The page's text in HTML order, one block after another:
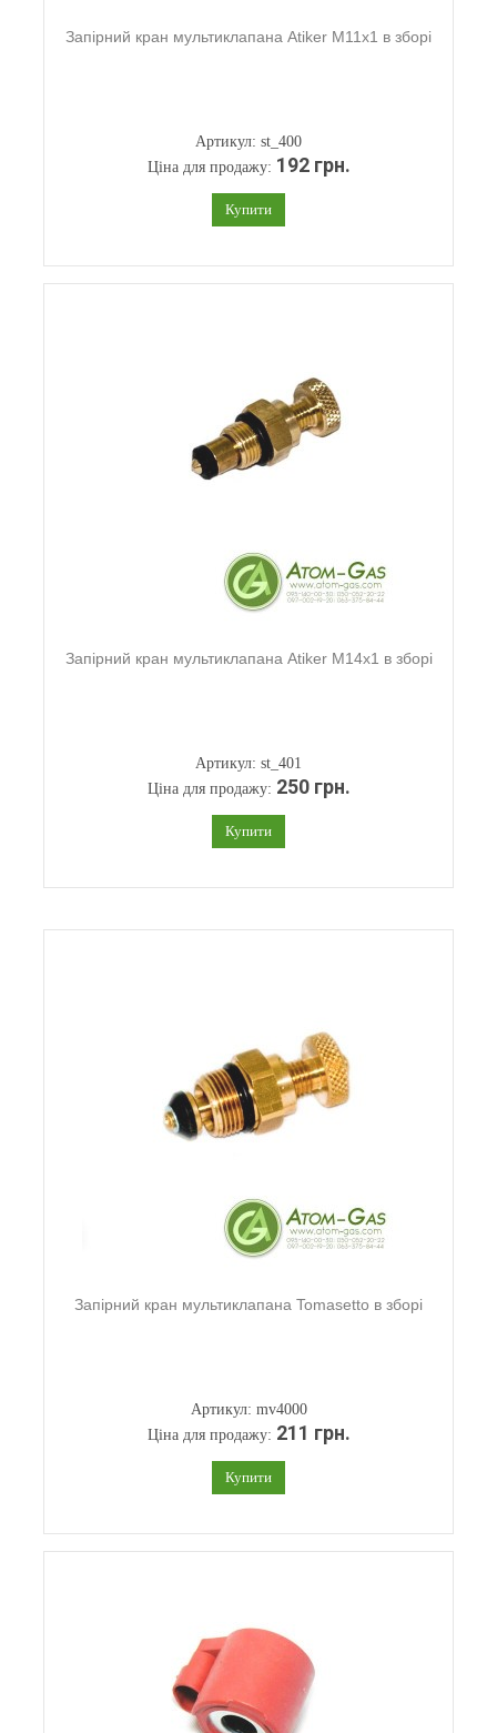
Запірний кран мультиклапана Atiker M11x1 в зборі
Артикул: st_400
Ціна для продажу: 192 грн.
Купити
Запірний кран мультиклапана Atiker M14x1 в зборі
Артикул: st_401
Ціна для продажу: 250 грн.
Купити
Запірний кран мультиклапана Tomasetto в зборі
Артикул: mv4000
Ціна для продажу: 211 грн.
Купити